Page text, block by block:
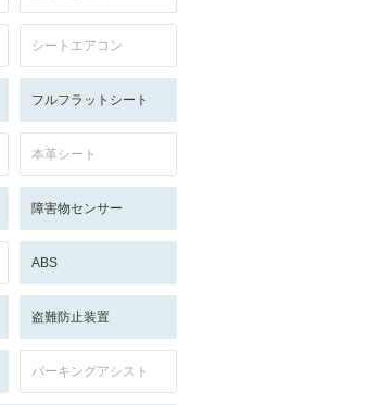
シートエアコン
フルフラットシート
本革シート
障害物センサー
ABS
盗難防止装置
パーキングアシスト